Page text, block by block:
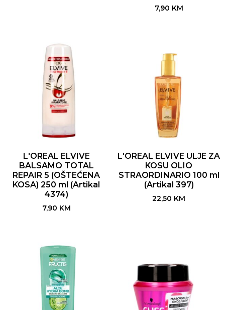
7,90 KM
L'OREAL ELVIVE
BALSAMO TOTAL
REPAIR 5 (OŠTEĆENA
KOSA) 250 ml (Artikal
4374)
7,90 KM
L'OREAL ELVIVE ULJE ZA
KOSU OLIO
STRAORDINARIO 100 ml
(Artikal 397)
22,50 KM